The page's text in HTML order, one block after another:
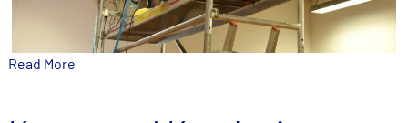
Read More